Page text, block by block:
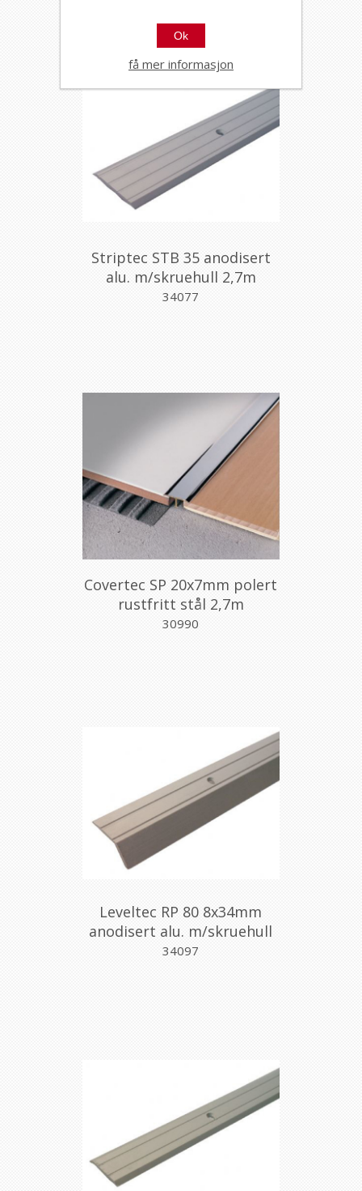
Striptec STB 35 anodisert
alu. m/skruehull 2,7m
34077
Covertec SP 20x7mm polert
rustfritt stål 2,7m
30990
Leveltec RP 80 8x34mm
anodisert alu. m/skruehull
34097
Ok
få mer informasjon